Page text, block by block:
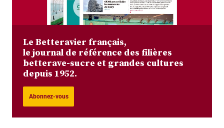
Le Betteravier français,
le journal de référence des filières
betterave-sucre et grandes cultures
depuis 1952.
Abonnez-vous